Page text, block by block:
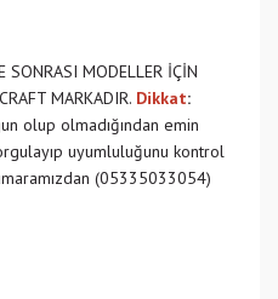
MODELLER İÇİN
MARKADIR. Dikkat:
olup olmadığından emin
uyumluluğunu kontrol
(05335033054)